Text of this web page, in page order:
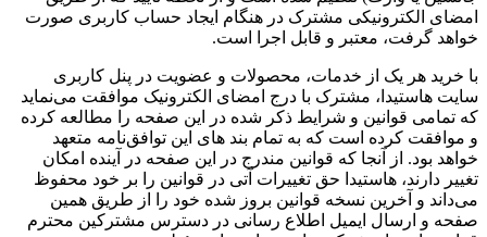
امضای الکترونیکی مشترک در هنگام ایجاد حساب کاربری صورت
خواهد گرفت، معتبر و قابل اجرا است.
با خرید هر یک از خدمات، محصولات و عضویت در پنل کاربری
سایت هاستیدا، مشترک با درج امضای الکترونیک موافقت می‌نماید
که تمامی قوانین و شرایط ذکر شده در این صفحه را مطالعه کرده
و موافقت کرده است که به تمام بند های این توافق‌نامه متعهد
خواهد بود. از آنجا که قوانین مندرج در این صفحه در آینده امکان
تغییر دارند، هاستیدا حق تغییرات آتی در قوانین را بر خود محفوظ
می‌داند و آخرین نسخه قوانین بروز شده خود را از طریق همین
صفحه و ارسال ایمیل اطلاع رسانی در دسترس مشترکین محترم